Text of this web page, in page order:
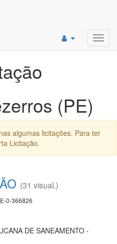
(PE)
algumas licitações. Para ter
Licitação.
(31 visual.)
0-366826
DE SANEAMENTO -